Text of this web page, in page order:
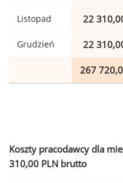
Listopad 22
Grudzień 22
267
Koszty pracodawcy dla
310,00 PLN brutto